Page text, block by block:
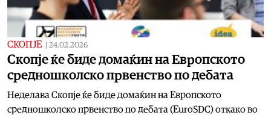
СКОПЈЕ 24.02.2026
Скопје ќе биде домаќин на Европското
средношколско првенство по дебата
Неделава Скопје ќе биде домаќин на Европското
средношколско првенство по дебата (EuroSDC) откако во